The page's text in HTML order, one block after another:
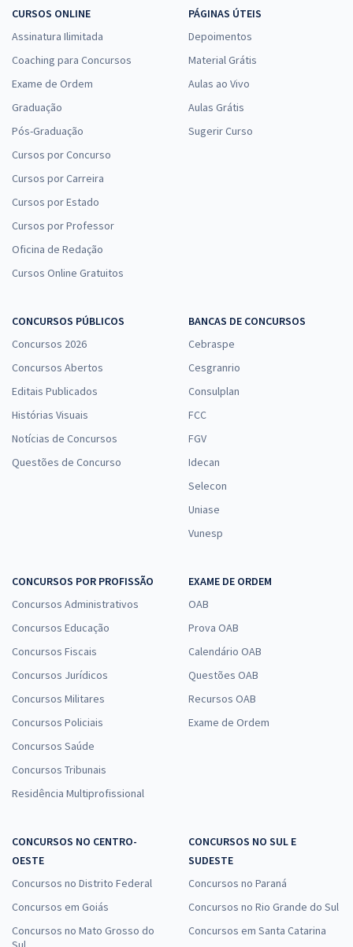
CURSOS ONLINE
Assinatura Ilimitada
Coaching para Concursos
Exame de Ordem
Graduação
Pós-Graduação
Cursos por Concurso
Cursos por Carreira
Cursos por Estado
Cursos por Professor
Oficina de Redação
Cursos Online Gratuitos
PÁGINAS ÚTEIS
Depoimentos
Material Grátis
Aulas ao Vivo
Aulas Grátis
Sugerir Curso
CONCURSOS PÚBLICOS
Concursos 2026
Concursos Abertos
Editais Publicados
Histórias Visuais
Notícias de Concursos
Questões de Concurso
BANCAS DE CONCURSOS
Cebraspe
Cesgranrio
Consulplan
FCC
FGV
Idecan
Selecon
Uniase
Vunesp
CONCURSOS POR PROFISSÃO
Concursos Administrativos
Concursos Educação
Concursos Fiscais
Concursos Jurídicos
Concursos Militares
Concursos Policiais
Concursos Saúde
Concursos Tribunais
Residência Multiprofissional
EXAME DE ORDEM
OAB
Prova OAB
Calendário OAB
Questões OAB
Recursos OAB
Exame de Ordem
CONCURSOS NO CENTRO-
OESTE
Concursos no Distrito Federal
Concursos em Goiás
Concursos no Mato Grosso do
CONCURSOS NO SUL E
SUDESTE
Concursos no Paraná
Concursos no Rio Grande do Sul
Concursos em Santa Catarina